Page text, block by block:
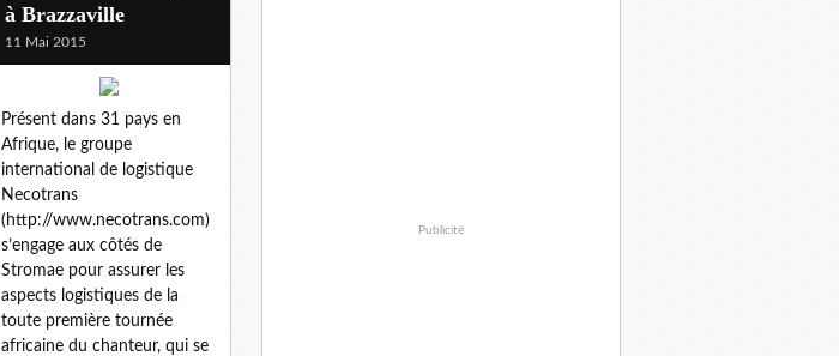
à Brazzaville
11 Mai 2015
Présent dans 31 pays en
Afrique, le groupe
international de logistique
Necotrans
(http://www.necotrans.com)
s’engage aux côtés de
Stromae pour assurer les
aspects logistiques de la
toute première tournée
africaine du chanteur, qui se
Publicité